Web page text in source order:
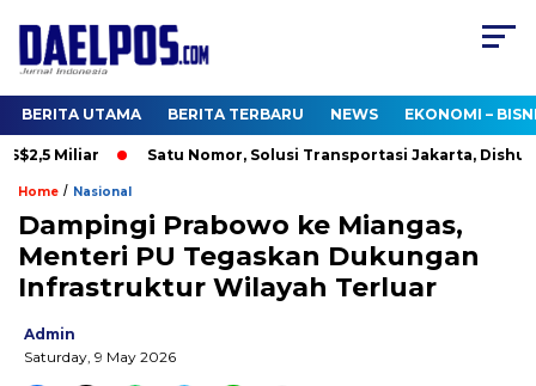
BERITA UTAMA BERITA TERBARU NEWS EKONOMI –
Miliar Satu Nomor, Solusi Transportasi Jakarta, Dishub
Home / Nasional
Dampingi Prabowo ke Miangas,
Menteri PU Tegaskan Dukungan
Infrastruktur Wilayah Terluar
Admin
Saturday, 9 May 2026